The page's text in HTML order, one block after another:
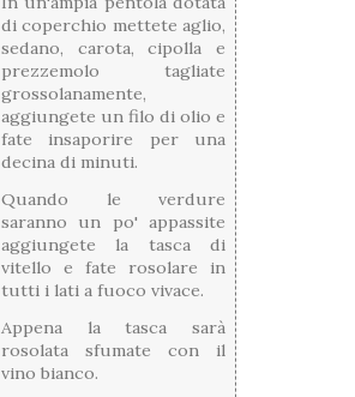
di coperchio mettete aglio,
sedano, carota, cipolla e
prezzemolo tagliate
grossolanamente,
aggiungete un filo di olio e
fate insaporire per una
decina di minuti.
Quando le verdure
saranno un po' appassite
aggiungete la tasca di
vitello e fate rosolare in
tutti i lati a fuoco vivace.
Appena la tasca sarà
rosolata sfumate con il
vino bianco.